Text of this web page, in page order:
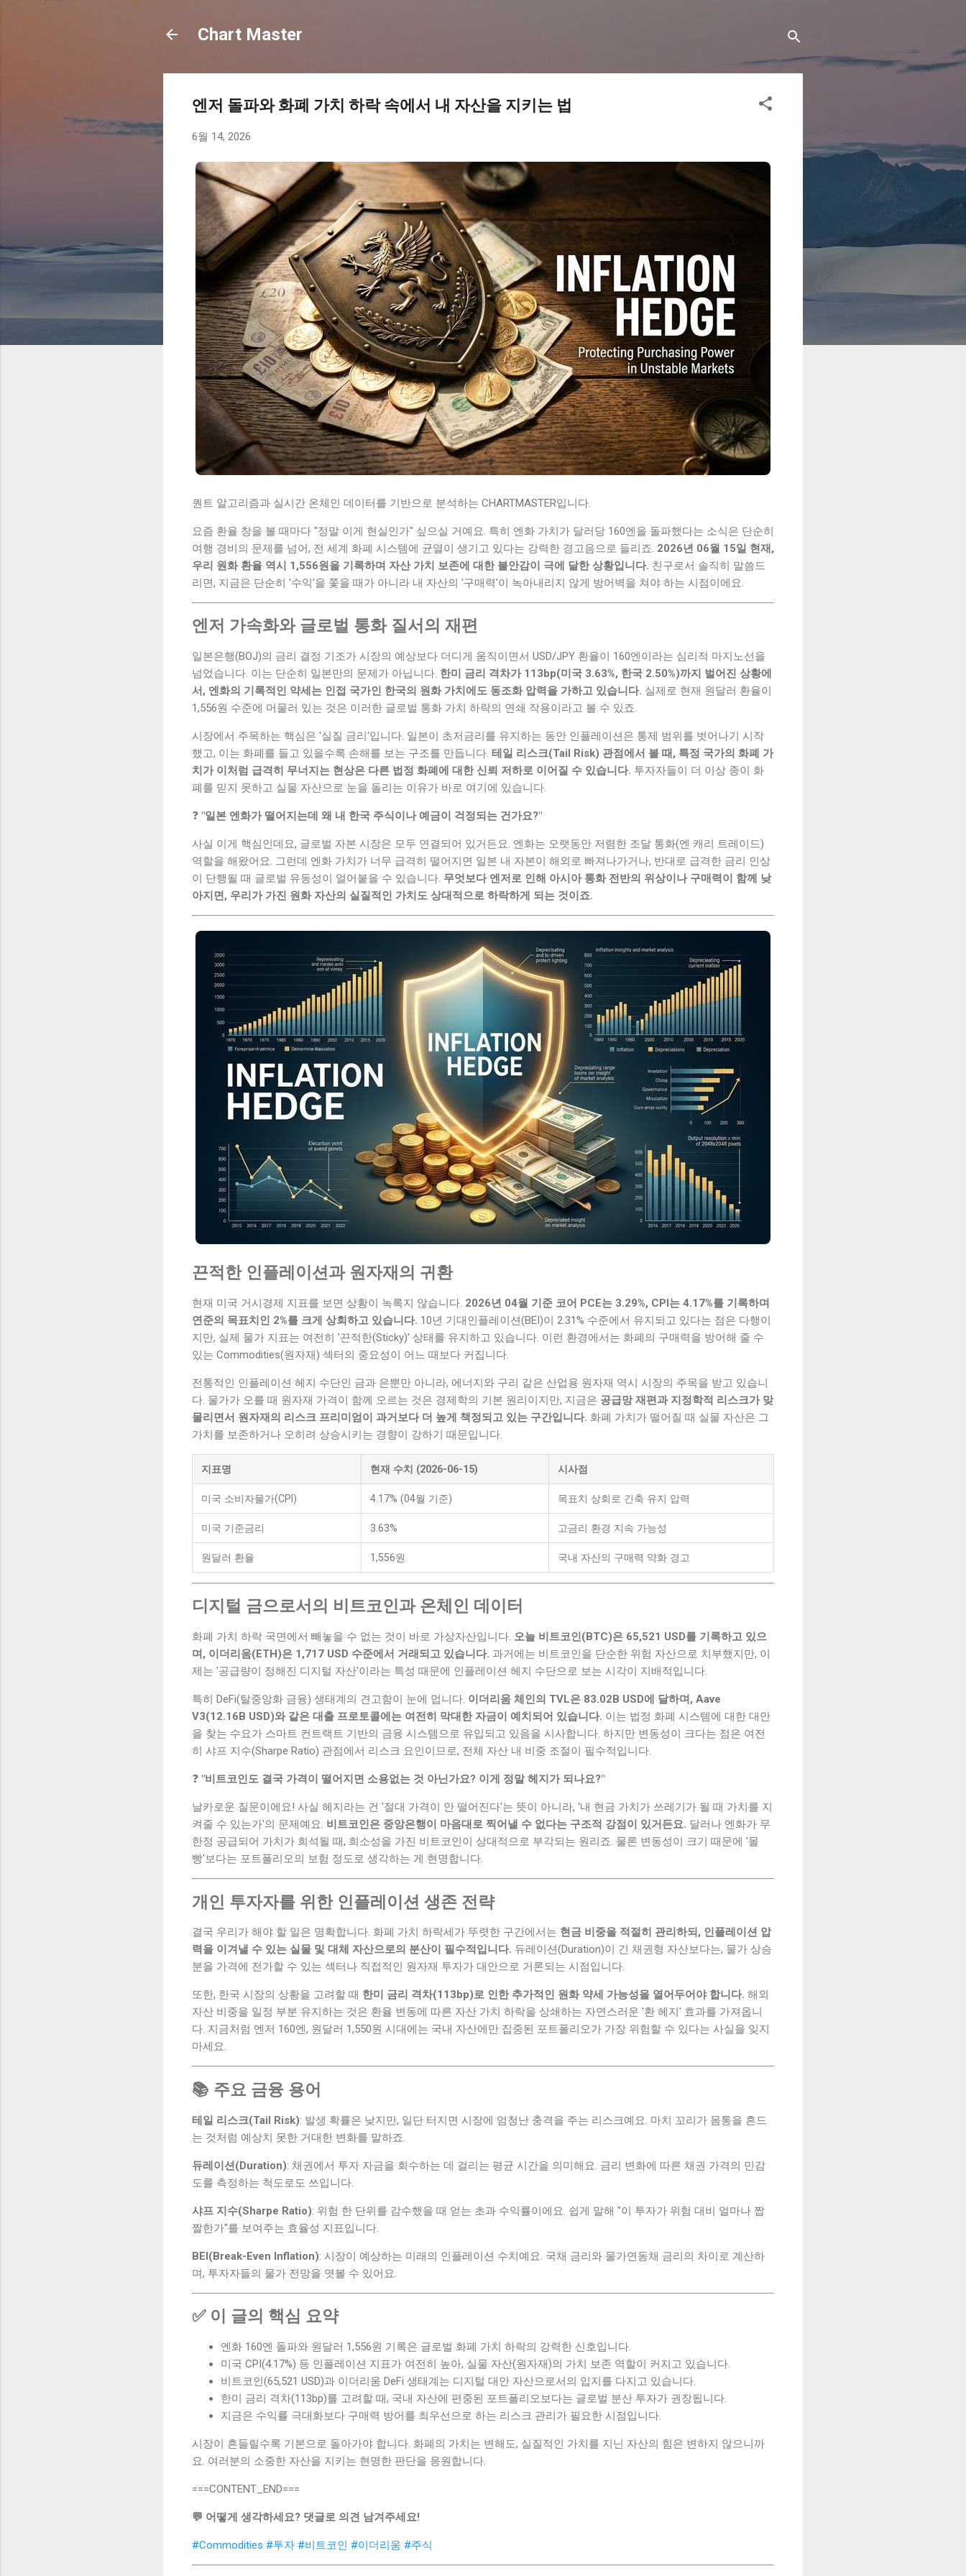
Chart Master
엔저 돌파와 화폐 가치 하락 속에서 내 자산을 지키는 법
6월 14, 2026
퀀트 알고리즘과 실시간 온체인 데이터를 기반으로 분석하는 CHARTMASTER입니다.
요즘 환율 창을 볼 때마다 "정말 이게 현실인가" 싶으실 거예요. 특히 엔화 가치가 달러당 160엔을 돌파했다는 소식은 단순히
여행 경비의 문제를 넘어, 전 세계 화폐 시스템에 균열이 생기고 있다는 강력한 경고음으로 들리죠. 2026년 06월 15일 현재,
우리 원화 환율 역시 1,556원을 기록하며 자산 가치 보존에 대한 불안감이 극에 달한 상황입니다. 친구로서 솔직히 말씀드
리면, 지금은 단순히 '수익'을 쫓을 때가 아니라 내 자산의 '구매력'이 녹아내리지 않게 방어벽을 쳐야 하는 시점이에요.
엔저 가속화와 글로벌 통화 질서의 재편
일본은행(BOJ)의 금리 결정 기조가 시장의 예상보다 더디게 움직이면서 USD/JPY 환율이 160엔이라는 심리적 마지노선을
넘었습니다. 이는 단순히 일본만의 문제가 아닙니다. 한미 금리 격차가 113bp(미국 3.63%, 한국 2.50%)까지 벌어진 상황에
서, 엔화의 기록적인 약세는 인접 국가인 한국의 원화 가치에도 동조화 압력을 가하고 있습니다. 실제로 현재 원달러 환율이
1,556원 수준에 머물러 있는 것은 이러한 글로벌 통화 가치 하락의 연쇄 작용이라고 볼 수 있죠.
시장에서 주목하는 핵심은 '실질 금리'입니다. 일본이 초저금리를 유지하는 동안 인플레이션은 통제 범위를 벗어나기 시작
했고, 이는 화폐를 들고 있을수록 손해를 보는 구조를 만듭니다. 테일 리스크(Tail Risk) 관점에서 볼 때, 특정 국가의 화폐 가
치가 이처럼 급격히 무너지는 현상은 다른 법정 화폐에 대한 신뢰 저하로 이어질 수 있습니다. 투자자들이 더 이상 종이 화
폐를 믿지 못하고 실물 자산으로 눈을 돌리는 이유가 바로 여기에 있습니다.
❓ "일본 엔화가 떨어지는데 왜 내 한국 주식이나 예금이 걱정되는 건가요?"
사실 이게 핵심인데요, 글로벌 자본 시장은 모두 연결되어 있거든요. 엔화는 오랫동안 저렴한 조달 통화(엔 캐리 트레이드)
역할을 해왔어요. 그런데 엔화 가치가 너무 급격히 떨어지면 일본 내 자본이 해외로 빠져나가거나, 반대로 급격한 금리 인상
이 단행될 때 글로벌 유동성이 얼어붙을 수 있습니다. 무엇보다 엔저로 인해 아시아 통화 전반의 위상이나 구매력이 함께 낮
아지면, 우리가 가진 원화 자산의 실질적인 가치도 상대적으로 하락하게 되는 것이죠.
끈적한 인플레이션과 원자재의 귀환
현재 미국 거시경제 지표를 보면 상황이 녹록지 않습니다. 2026년 04월 기준 코어 PCE는 3.29%, CPI는 4.17%를 기록하며
연준의 목표치인 2%를 크게 상회하고 있습니다. 10년 기대인플레이션(BEI)이 2.31% 수준에서 유지되고 있다는 점은 다행이
지만, 실제 물가 지표는 여전히 '끈적한(Sticky)' 상태를 유지하고 있습니다. 이런 환경에서는 화폐의 구매력을 방어해 줄 수
있는 Commodities(원자재) 섹터의 중요성이 어느 때보다 커집니다.
전통적인 인플레이션 헤지 수단인 금과 은뿐만 아니라, 에너지와 구리 같은 산업용 원자재 역시 시장의 주목을 받고 있습니
다. 물가가 오를 때 원자재 가격이 함께 오르는 것은 경제학의 기본 원리이지만, 지금은 공급망 재편과 지정학적 리스크가 맞
물리면서 원자재의 리스크 프리미엄이 과거보다 더 높게 책정되고 있는 구간입니다. 화폐 가치가 떨어질 때 실물 자산은 그
가치를 보존하거나 오히려 상승시키는 경향이 강하기 때문입니다.
지표명 현재 수치 (2026-06-15) 시사점
미국 소비자물가(CPI) 4.17% (04월 기준) 목표치 상회로 긴축 유지 압력
미국 기준금리 3.63% 고금리 환경 지속 가능성
원달러 환율 1,556원 국내 자산의 구매력 약화 경고
디지털 금으로서의 비트코인과 온체인 데이터
화폐 가치 하락 국면에서 빼놓을 수 없는 것이 바로 가상자산입니다. 오늘 비트코인(BTC)은 65,521 USD를 기록하고 있으
며, 이더리움(ETH)은 1,717 USD 수준에서 거래되고 있습니다. 과거에는 비트코인을 단순한 위험 자산으로 치부했지만, 이
제는 '공급량이 정해진 디지털 자산'이라는 특성 때문에 인플레이션 헤지 수단으로 보는 시각이 지배적입니다.
특히 DeFi(탈중앙화 금융) 생태계의 견고함이 눈에 멉니다. 이더리움 체인의 TVL은 83.02B USD에 달하며, Aave
V3(12.16B USD)와 같은 대출 프로토콜에는 여전히 막대한 자금이 예치되어 있습니다. 이는 법정 화폐 시스템에 대한 대안
을 찾는 수요가 스마트 컨트랙트 기반의 금융 시스템으로 유입되고 있음을 시사합니다. 하지만 변동성이 크다는 점은 여전
히 샤프 지수(Sharpe Ratio) 관점에서 리스크 요인이므로, 전체 자산 내 비중 조절이 필수적입니다.
❓ "비트코인도 결국 가격이 떨어지면 소용없는 것 아닌가요? 이게 정말 헤지가 되나요?"
날카로운 질문이에요! 사실 헤지라는 건 '절대 가격이 안 떨어진다'는 뜻이 아니라, '내 현금 가치가 쓰레기가 될 때 가치를 지
켜줄 수 있는가'의 문제예요. 비트코인은 중앙은행이 마음대로 찍어낼 수 없다는 구조적 강점이 있거든요. 달러나 엔화가 무
한정 공급되어 가치가 희석될 때, 희소성을 가진 비트코인이 상대적으로 부각되는 원리죠. 물론 변동성이 크기 때문에 '몰
빵'보다는 포트폴리오의 보험 정도로 생각하는 게 현명합니다.
개인 투자자를 위한 인플레이션 생존 전략
결국 우리가 해야 할 일은 명확합니다. 화폐 가치 하락세가 뚜렷한 구간에서는 현금 비중을 적절히 관리하되, 인플레이션 압
력을 이겨낼 수 있는 실물 및 대체 자산으로의 분산이 필수적입니다. 듀레이션(Duration)이 긴 채권형 자산보다는, 물가 상승
분을 가격에 전가할 수 있는 섹터나 직접적인 원자재 투자가 대안으로 거론되는 시점입니다.
또한, 한국 시장의 상황을 고려할 때 한미 금리 격차(113bp)로 인한 추가적인 원화 약세 가능성을 열어두어야 합니다. 해외
자산 비중을 일정 부분 유지하는 것은 환율 변동에 따른 자산 가치 하락을 상쇄하는 자연스러운 '환 헤지' 효과를 가져옵니
다. 지금처럼 엔저 160엔, 원달러 1,550원 시대에는 국내 자산에만 집중된 포트폴리오가 가장 위험할 수 있다는 사실을 잊지
마세요.
📚 주요 금융 용어
테일 리스크(Tail Risk): 발생 확률은 낮지만, 일단 터지면 시장에 엄청난 충격을 주는 리스크예요. 마치 꼬리가 몸통을 흔드
는 것처럼 예상치 못한 거대한 변화를 말하죠.
듀레이션(Duration): 채권에서 투자 자금을 회수하는 데 걸리는 평균 시간을 의미해요. 금리 변화에 따른 채권 가격의 민감
도를 측정하는 척도로도 쓰입니다.
샤프 지수(Sharpe Ratio): 위험 한 단위를 감수했을 때 얻는 초과 수익률이에요. 쉽게 말해 "이 투자가 위험 대비 얼마나 짭
짤한가"를 보여주는 효율성 지표입니다.
BEI(Break-Even Inflation): 시장이 예상하는 미래의 인플레이션 수치예요. 국채 금리와 물가연동채 금리의 차이로 계산하
며, 투자자들의 물가 전망을 엿볼 수 있어요.
✅ 이 글의 핵심 요약
엔화 160엔 돌파와 원달러 1,556원 기록은 글로벌 화폐 가치 하락의 강력한 신호입니다.
미국 CPI(4.17%) 등 인플레이션 지표가 여전히 높아, 실물 자산(원자재)의 가치 보존 역할이 커지고 있습니다.
비트코인(65,521 USD)과 이더리움 DeFi 생태계는 디지털 대안 자산으로서의 입지를 다지고 있습니다.
한미 금리 격차(113bp)를 고려할 때, 국내 자산에 편중된 포트폴리오보다는 글로벌 분산 투자가 권장됩니다.
지금은 수익률 극대화보다 구매력 방어를 최우선으로 하는 리스크 관리가 필요한 시점입니다.
시장이 흔들릴수록 기본으로 돌아가야 합니다. 화폐의 가치는 변해도, 실질적인 가치를 지닌 자산의 힘은 변하지 않으니까
요. 여러분의 소중한 자산을 지키는 현명한 판단을 응원합니다.
===CONTENT_END===
💬 어떻게 생각하세요? 댓글로 의견 남겨주세요!
#Commodities #투자 #비트코인 #이더리움 #주식